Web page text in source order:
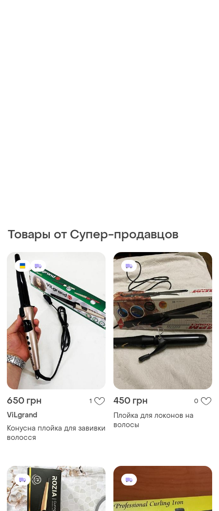
Товары от Супер-продавцов
650 грн 1
ViLgrand
Конусна плойка для завивки
волосся
450 грн 0
Плойка для локонов на
волосы